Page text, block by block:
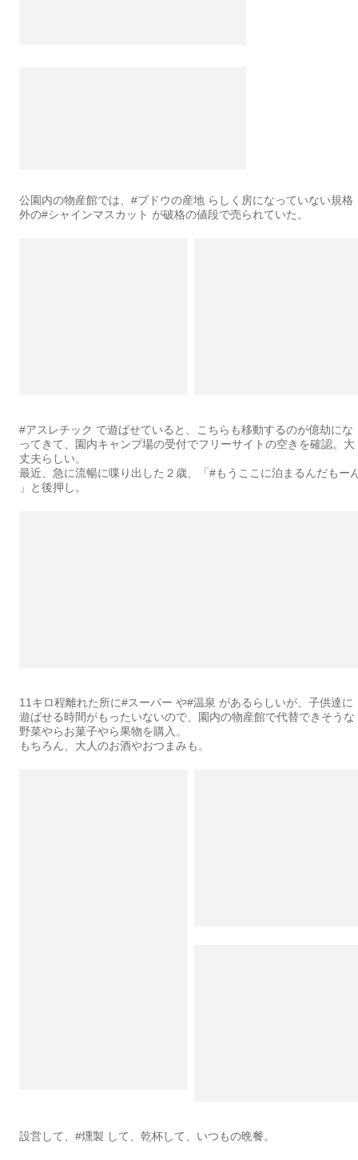
公園内の物産館では、#ブドウの産地 らしく房になっていない規格
外の#シャインマスカット が破格の値段で売られていた。
#アスレチック で遊ばせていると、こちらも移動するのが億劫にな
ってきて、園内キャンプ場の受付でフリーサイトの空きを確認。大
丈夫らしい。
最近、急に流暢に喋り出した２歳、「#もうここに泊まるんだもー
」と後押し。
11キロ程離れた所に#スーパー や#温泉 があるらしいが、子供達に
遊ばせる時間がもったいないので、園内の物産館で代替できそうな
野菜やらお菓子やら果物を購入。
もちろん、大人のお酒やおつまみも。
設営して、#燻製 して、乾杯して、いつもの晩餐。